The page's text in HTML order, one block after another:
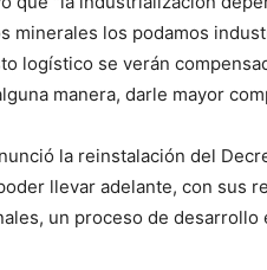
minerales los podamos
logístico se verán
manera, darle mayor
la reinstalación del
llevar adelante, con sus
un proceso de desarrollo